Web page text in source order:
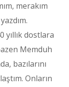
merakım
yıllık dostlara
Memduh
bazılarını
Onların